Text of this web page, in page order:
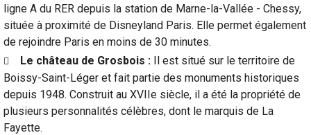
ligne A du RER depuis la station de Marne-la-Vallée - Chessy,
située à proximité de Disneyland Paris. Elle permet également
de rejoindre Paris en moins de 30 minutes.
Le château de Grosbois : Il est situé sur le territoire de
Boissy-Saint-Léger et fait partie des monuments historiques
depuis 1948. Construit au XVIIe siècle, il a été la propriété de
plusieurs personnalités célèbres, dont le marquis de La
Fayette.